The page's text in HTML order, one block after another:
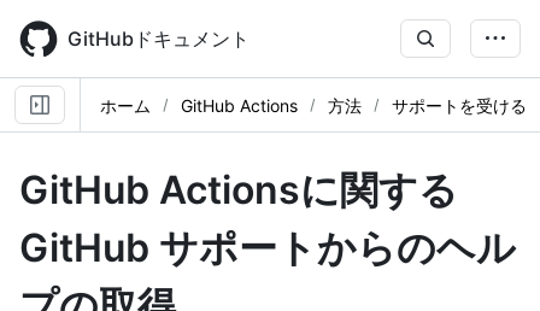
main
content
GitHubドキュメント
ホーム GitHub Actions 方法 サポートを受ける
GitHub Actionsに関する
GitHub サポートからのヘル